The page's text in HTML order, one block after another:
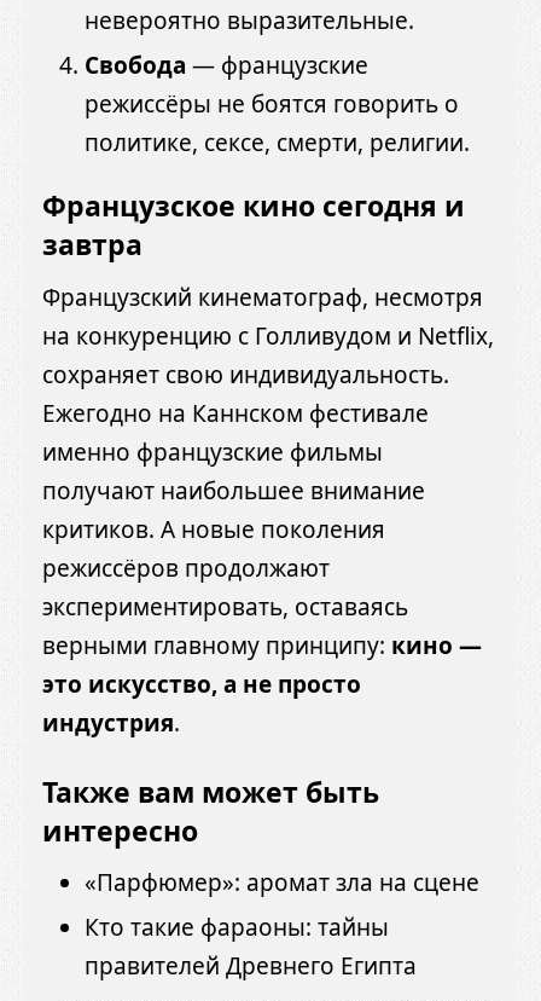
невероятно выразительные.
Свобода — французские
режиссёры не боятся говорить о
политике, сексе, смерти, религии.
Французское кино сегодня и
завтра
Французский кинематограф, несмотря
на конкуренцию с Голливудом и Netflix,
сохраняет свою индивидуальность.
Ежегодно на Каннском фестивале
именно французские фильмы
получают наибольшее внимание
критиков. А новые поколения
режиссёров продолжают
экспериментировать, оставаясь
верными главному принципу: кино —
это искусство, а не просто
индустрия.
Также вам может быть
интересно
«Парфюмер»: аромат зла на сцене
Кто такие фараоны: тайны
правителей Древнего Египта